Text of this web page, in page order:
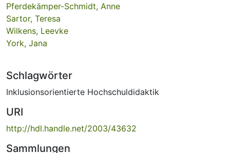
Pferdekämper-Schmidt, Anne
Sartor, Teresa
Wilkens, Leevke
York, Jana
Schlagwörter
Inklusionsorientierte Hochschuldidaktik
URI
http://hdl.handle.net/2003/43632
Sammlungen